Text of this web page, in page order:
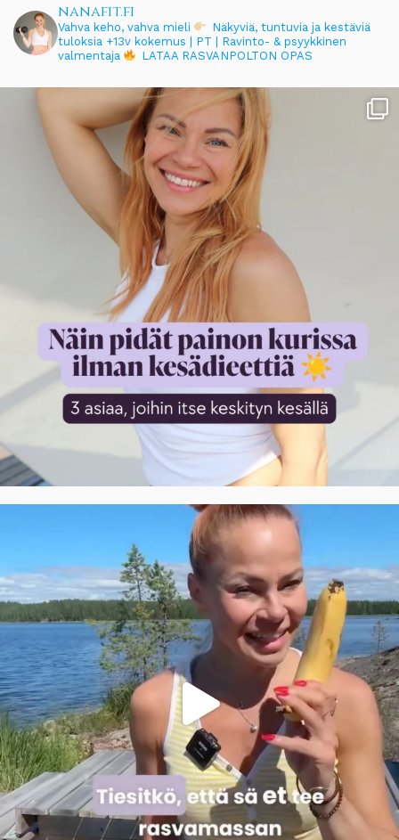
nanafit.fi
Vahva keho, vahva mieli
Näkyviä, tuntuvia ja kestäviä
tuloksia +13v kokemus | PT | Ravinto- & psyykkinen
valmentaja
LATAA RASVANPOLTON OPAS